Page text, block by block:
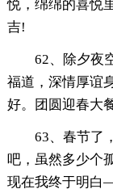
悦，绵绵的喜悦
吉!
62、除夕夜
福道，深情厚谊
好。团圆迎春大
63、春节了
吧，虽然多少个
现在我终于明